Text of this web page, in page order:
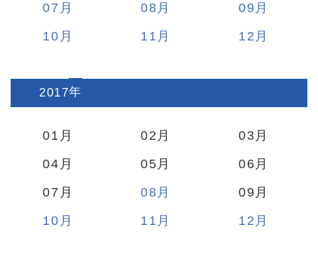
07
08
09
10
11 12
2017:
01 02
03
04
05
06
07
08
09
10
11 12